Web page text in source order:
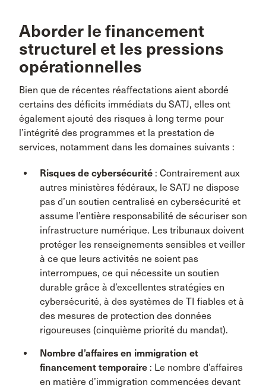
Aborder le financement
structurel et les pressions
opérationnelles
Bien que de récentes réaffectations aient abordé
certains des déficits immédiats du SATJ, elles ont
également ajouté des risques à long terme pour
l’intégrité des programmes et la prestation de
services, notamment dans les domaines suivants :
Risques de cybersécurité : Contrairement aux
autres ministères fédéraux, le SATJ ne dispose
pas d’un soutien centralisé en cybersécurité et
assume l’entière responsabilité de sécuriser son
infrastructure numérique. Les tribunaux doivent
protéger les renseignements sensibles et veiller
à ce que leurs activités ne soient pas
interrompues, ce qui nécessite un soutien
durable grâce à d’excellentes stratégies en
cybersécurité, à des systèmes de TI fiables et à
des mesures de protection des données
rigoureuses (cinquième priorité du mandat).
Nombre d’affaires en immigration et
financement temporaire : Le nombre d’affaires
en matière d’immigration commencées devant